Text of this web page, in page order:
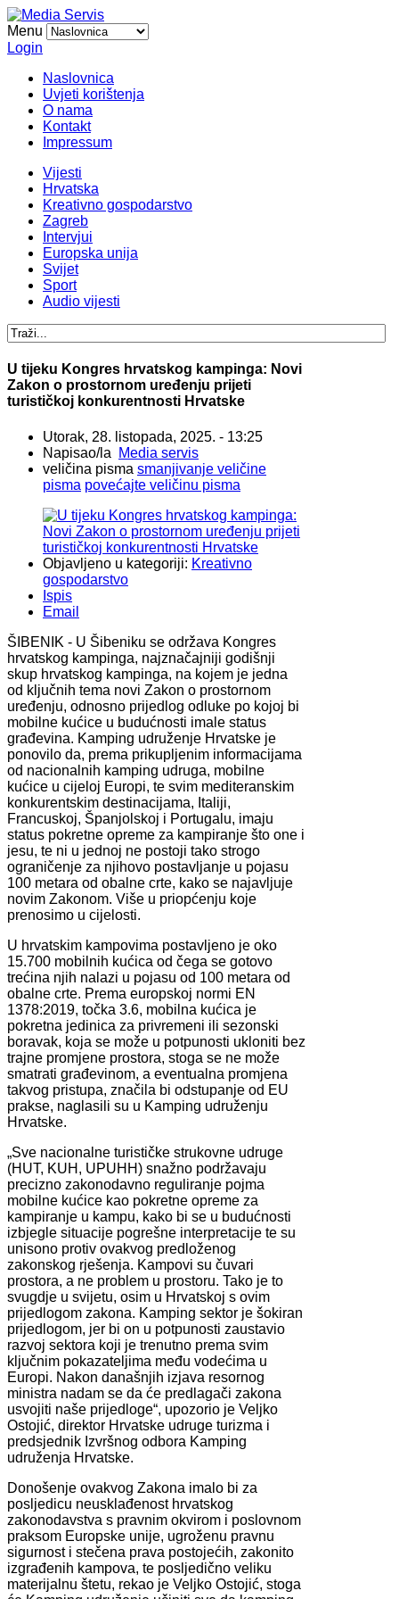
Menu
Login
Naslovnica
Uvjeti korištenja
O nama
Kontakt
Impressum
Vijesti
Hrvatska
Kreativno gospodarstvo
Zagreb
Intervjui
Europska unija
Svijet
Sport
Audio vijesti
U tijeku Kongres hrvatskog kampinga: Novi
Zakon o prostornom uređenju prijeti
turističkoj konkurentnosti Hrvatske
Utorak, 28. listopada, 2025. - 13:25
Napisao/la
Media servis
veličina pisma smanjivanje veličine
pisma povećajte veličinu pisma
Objavljeno u kategoriji: Kreativno
gospodarstvo
Ispis
Email
ŠIBENIK - U Šibeniku se održava Kongres
hrvatskog kampinga, najznačajniji godišnji
skup hrvatskog kampinga, na kojem je jedna
od ključnih tema novi Zakon o prostornom
uređenju, odnosno prijedlog odluke po kojoj bi
mobilne kućice u budućnosti imale status
građevina. Kamping udruženje Hrvatske je
ponovilo da, prema prikupljenim informacijama
od nacionalnih kamping udruga, mobilne
kućice u cijeloj Europi, te svim mediteranskim
konkurentskim destinacijama, Italiji,
Francuskoj, Španjolskoj i Portugalu, imaju
status pokretne opreme za kampiranje što one i
jesu, te ni u jednoj ne postoji tako strogo
ograničenje za njihovo postavljanje u pojasu
100 metara od obalne crte, kako se najavljuje
novim Zakonom. Više u priopćenju koje
prenosimo u cijelosti.
U hrvatskim kampovima postavljeno je oko
15.700 mobilnih kućica od čega se gotovo
trećina njih nalazi u pojasu od 100 metara od
obalne crte. Prema europskoj normi EN
1378:2019, točka 3.6, mobilna kućica je
pokretna jedinica za privremeni ili sezonski
boravak, koja se može u potpunosti ukloniti bez
trajne promjene prostora, stoga se ne može
smatrati građevinom, a eventualna promjena
takvog pristupa, značila bi odstupanje od EU
prakse, naglasili su u Kamping udruženju
Hrvatske.
„Sve nacionalne turističke strukovne udruge
(HUT, KUH, UPUHH) snažno podržavaju
precizno zakonodavno reguliranje pojma
mobilne kućice kao pokretne opreme za
kampiranje u kampu, kako bi se u budućnosti
izbjegle situacije pogrešne interpretacije te su
unisono protiv ovakvog predloženog
zakonskog rješenja. Kampovi su čuvari
prostora, a ne problem u prostoru. Tako je to
svugdje u svijetu, osim u Hrvatskoj s ovim
prijedlogom zakona. Kamping sektor je šokiran
prijedlogom, jer bi on u potpunosti zaustavio
razvoj sektora koji je trenutno prema svim
ključnim pokazateljima među vodećima u
Europi. Nakon današnjih izjava resornog
ministra nadam se da će predlagači zakona
usvojiti naše prijedloge“, upozorio je Veljko
Ostojić, direktor Hrvatske udruge turizma i
predsjednik Izvršnog odbora Kamping
udruženja Hrvatske.
Donošenje ovakvog Zakona imalo bi za
posljedicu neusklađenost hrvatskog
zakonodavstva s pravnim okvirom i poslovnom
praksom Europske unije, ugroženu pravnu
sigurnost i stečena prava postojećih, zakonito
izgrađenih kampova, te posljedično veliku
materijalnu štetu, rekao je Veljko Ostojić, stoga